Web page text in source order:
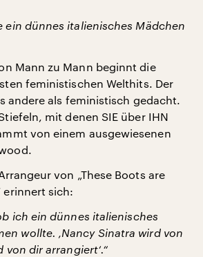
ein dünnes italienisches Mädchen
Mann zu Mann beginnt die
feministischen Welthits. Der
andere als feministisch gedacht.
mit denen SIE über IHN
von einem ausgewiesenen
von „These Boots are
erinnert sich:
ich ein dünnes italienisches
wollte. ‚Nancy Sinatra wird von
dir arrangiert‘.“